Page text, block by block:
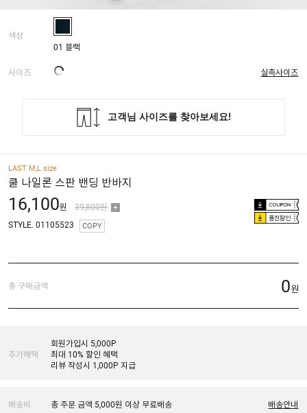
색상
01 블랙
사이즈 실측사이즈
LAST M,L size
쿨 나일론 스판 밴딩 반바지
16,100원 39,800원
플친할인
STYLE. 01105523 COPY
총 구매금액 0원
추가혜택
회원가입시 5,000P
최대 10% 할인 혜택
리뷰 작성시 1,000P 지급
배송비 총 주문 금액 5,000원 이상 무료배송 배송안내